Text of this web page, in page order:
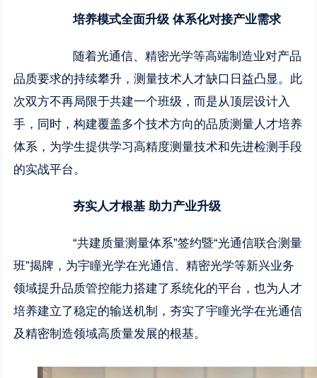
培养模式全面升级 体系化对接产业需求
随着光通信、精密光学等高端制造业对产品
品质要求的持续攀升，测量技术人才缺口日益凸显。此
次双方不再局限于共建一个班级，而是从顶层设计入
手，同时，构建覆盖多个技术方向的品质测量人才培养
体系，为学生提供学习高精度测量技术和先进检测手段
的实战平台。
夯实人才根基 助力产业升级
“共建质量测量体系”签约暨“光通信联合测量
班”揭牌，为宇瞳光学在光通信、精密光学等新兴业务
领域提升品质管控能力搭建了系统化的平台，也为人才
培养建立了稳定的输送机制，夯实了宇瞳光学在光通信
及精密制造领域高质量发展的根基。